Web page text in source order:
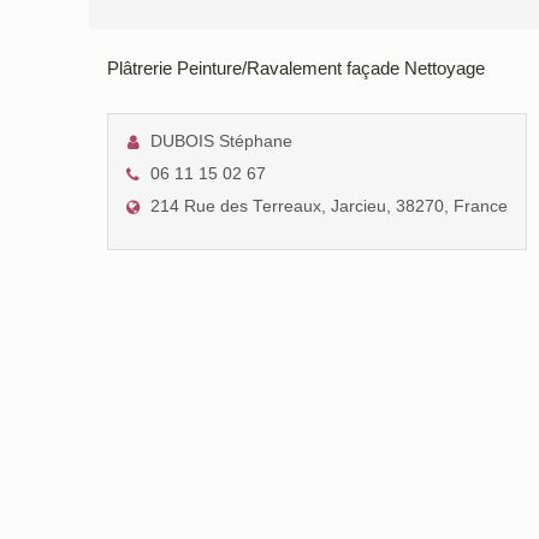
Plâtrerie Peinture/Ravalement façade Nettoyage
DUBOIS Stéphane
06 11 15 02 67
214 Rue des Terreaux, Jarcieu, 38270, France